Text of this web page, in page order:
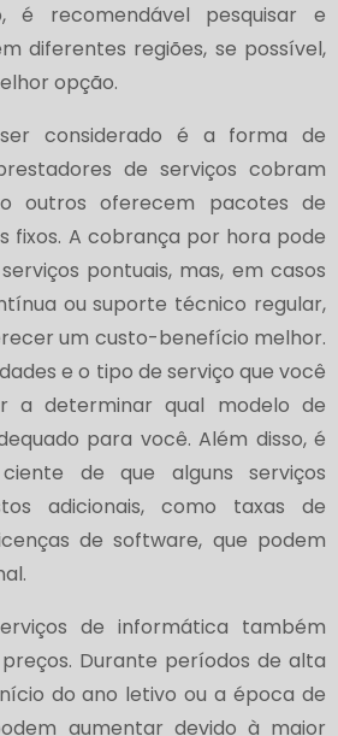
é recomendável pesquisar e
diferentes regiões, se possível,
opção.
considerado é a forma de
de serviços cobram
outros oferecem pacotes de
fixos. A cobrança por hora pode
pontuais, mas, em casos
ou suporte técnico regular,
um custo-benefício melhor.
e o tipo de serviço que você
a determinar qual modelo de
para você. Além disso, é
de que alguns serviços
adicionais, como taxas de
de software, que podem
de informática também
Durante períodos de alta
do ano letivo ou a época de
aumentar devido à maior